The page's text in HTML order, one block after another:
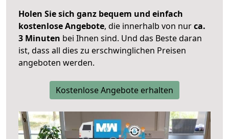
Holen Sie sich ganz bequem und einfach
kostenlose Angebote, die innerhalb von nurca.
3 Minuten bei Ihnen sind. Und das Beste daran
ist, dass all dies zu erschwinglichen Preisen
angeboten werden.
Kostenlose Angebote erhalten